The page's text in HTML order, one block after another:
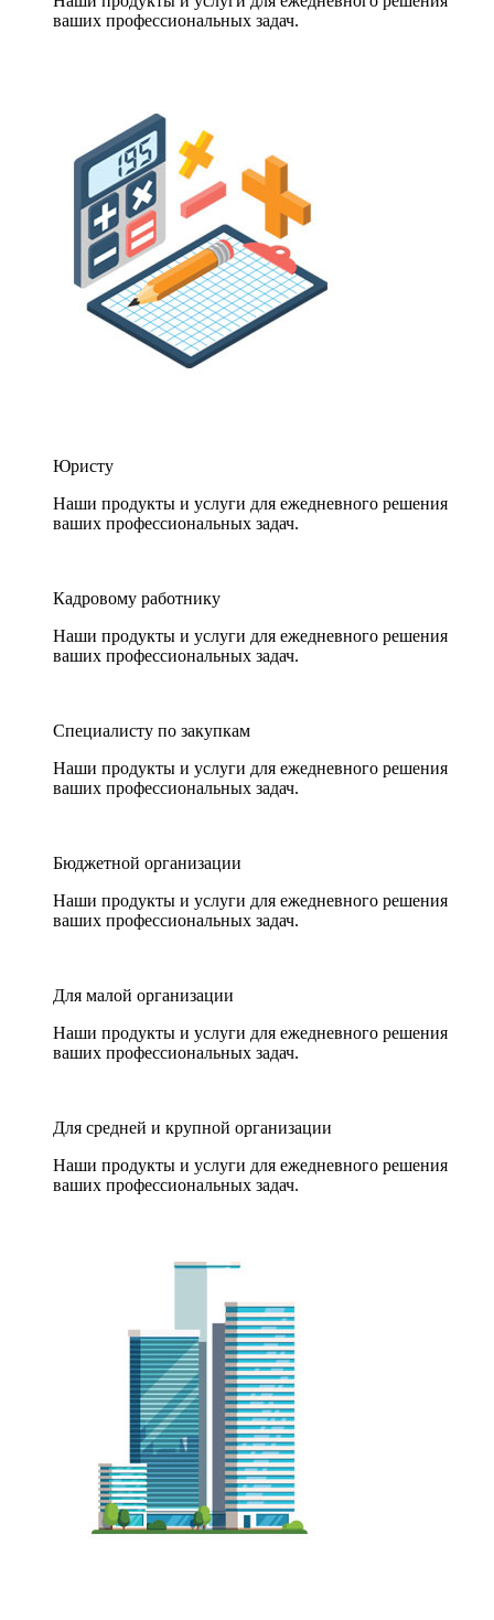
ваших профессиональных задач.
Юристу
Наши продукты и услуги для ежедневного решения
ваших профессиональных задач.
Кадровому работнику
Наши продукты и услуги для ежедневного решения
ваших профессиональных задач.
Специалисту по закупкам
Наши продукты и услуги для ежедневного решения
ваших профессиональных задач.
Бюджетной организации
Наши продукты и услуги для ежедневного решения
ваших профессиональных задач.
Для малой организации
Наши продукты и услуги для ежедневного решения
ваших профессиональных задач.
Для средней и крупной организации
Наши продукты и услуги для ежедневного решения
ваших профессиональных задач.